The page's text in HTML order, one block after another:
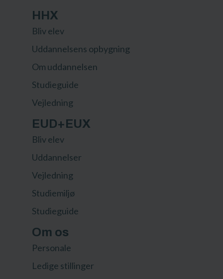
HHX
Bliv elev
Uddannelsens opbygning
Om uddannelsen
Studieguide
Vejledning
EUD+EUX
Bliv elev
Uddannelser
Vejledning
Studiemiljø
Studieguide
Om os
Personale
Ledige stillinger